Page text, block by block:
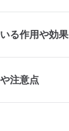
る作用や効果
注意点